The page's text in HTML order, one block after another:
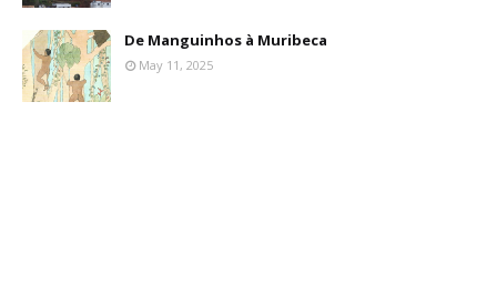
De Manguinhos à Muribeca
May 11, 2025